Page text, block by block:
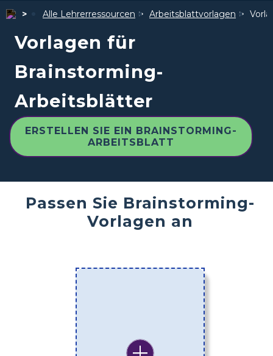
Alle Lehrerressourcen Arbeitsblattvorlagen
Vorlagen für
Brainstorming-
Arbeitsblätter
ERSTELLEN SIE EIN BRAINSTORMING-
ARBEITSBLATT
Passen Sie Brainstorming-
Vorlagen an